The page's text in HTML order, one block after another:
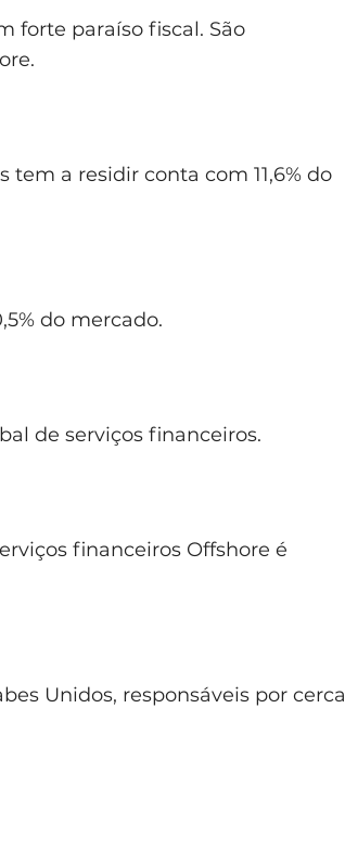
forte paraíso fiscal. São
a residir conta com 11,6% do
do mercado.
de serviços financeiros.
financeiros Offshore é
Unidos, responsáveis por cerca